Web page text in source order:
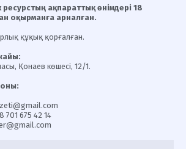
ресурстың ақпараттық өнімдері 18
оқырманға арналған.
құқық қорғалған.
Қонаев көшесі, 12/1.
8 701 675 42 14